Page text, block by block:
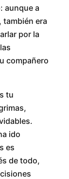
aunque a
también era
por la
compañero
tu
ido
es
de todo,